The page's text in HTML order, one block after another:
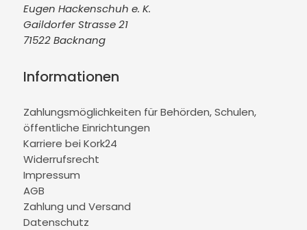
Eugen Hackenschuh e. K.
Gaildorfer Strasse 21
71522 Backnang
Informationen
Zahlungsmöglichkeiten für Behörden, Schulen,
öffentliche Einrichtungen
Karriere bei Kork24
Widerrufsrecht
Impressum
AGB
Zahlung und Versand
Datenschutz